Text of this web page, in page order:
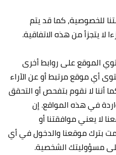
للخصوصية، كما قد يتم
يتجزأ من هذه الاتفاقية.
الموقع على روابط أخرى
أي موقع مرتبط أو عن الآراء
أننا لا نقوم بتفحص أو التحقق
في هذه المواقع. إن
لا يعني موافقتنا أو
بترك موقعنا والدخول في أي
مسؤوليتك الشخصية.